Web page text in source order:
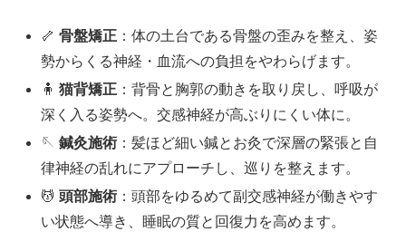
🦴骨盤矯正 ：体の土台である骨盤の歪みを整え、姿
勢からくる神経・血流への負担をやわらげます。
🧍猫背矯正 ：背骨と胸郭の動きを取り戻し、呼吸が
深く入る姿勢へ。交感神経が高ぶりにくい体に。
🪡鍼灸施術 ：髪ほど細い鍼とお灸で深層の緊張と自
律神経の乱れにアプローチし、巡りを整えます。
💆頭部施術 ：頭部をゆるめて副交感神経が働きやす
い状態へ導き、睡眠の質と回復力を高めます。